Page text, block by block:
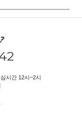
시간 12시~2시